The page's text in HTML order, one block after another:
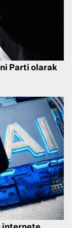
Parti olarak